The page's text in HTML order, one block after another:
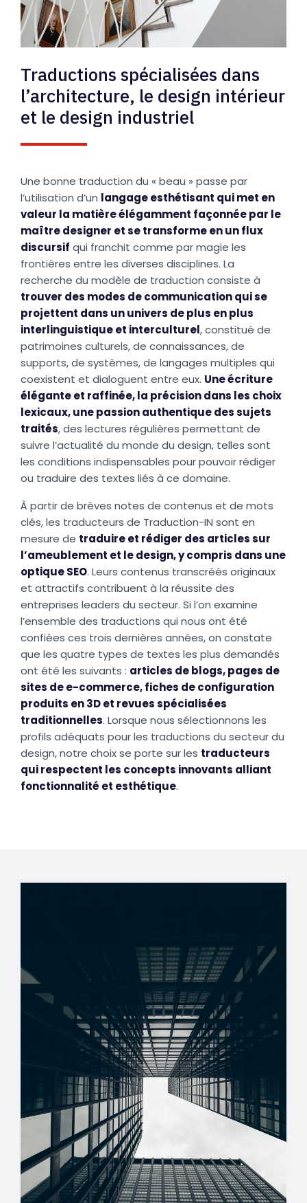
Traductions spécialisées dans
l’architecture, le design intérieur
et le design industriel
Une bonne traduction du « beau » passe par
l’utilisation d’un langage esthétisant qui met en
valeur la matière élégamment façonnée par le
maître designer et se transforme en un flux
discursif qui franchit comme par magie les
frontières entre les diverses disciplines. La
recherche du modèle de traduction consiste à
trouver des modes de communication qui se
projettent dans un univers de plus en plus
interlinguistique et interculturel, constitué de
patrimoines culturels, de connaissances, de
supports, de systèmes, de langages multiples qui
coexistent et dialoguent entre eux. Une écriture
élégante et raffinée, la précision dans les choix
lexicaux, une passion authentique des sujets
traités, des lectures régulières permettant de
suivre l’actualité du monde du design, telles sont
les conditions indispensables pour pouvoir rédiger
ou traduire des textes liés à ce domaine.
À partir de brèves notes de contenus et de mots
clés, les traducteurs de Traduction-IN sont en
mesure de traduire et rédiger des articles sur
l’ameublement et le design, y compris dans une
optique SEO. Leurs contenus transcréés originaux
et attractifs contribuent à la réussite des
entreprises leaders du secteur. Si l’on examine
l’ensemble des traductions qui nous ont été
confiées ces trois dernières années, on constate
que les quatre types de textes les plus demandés
ont été les suivants : articles de blogs, pages de
sites de e-commerce, fiches de configuration
produits en 3D et revues spécialisées
traditionnelles. Lorsque nous sélectionnons les
profils adéquats pour les traductions du secteur du
design, notre choix se porte sur les traducteurs
qui respectent les concepts innovants alliant
fonctionnalité et esthétique.